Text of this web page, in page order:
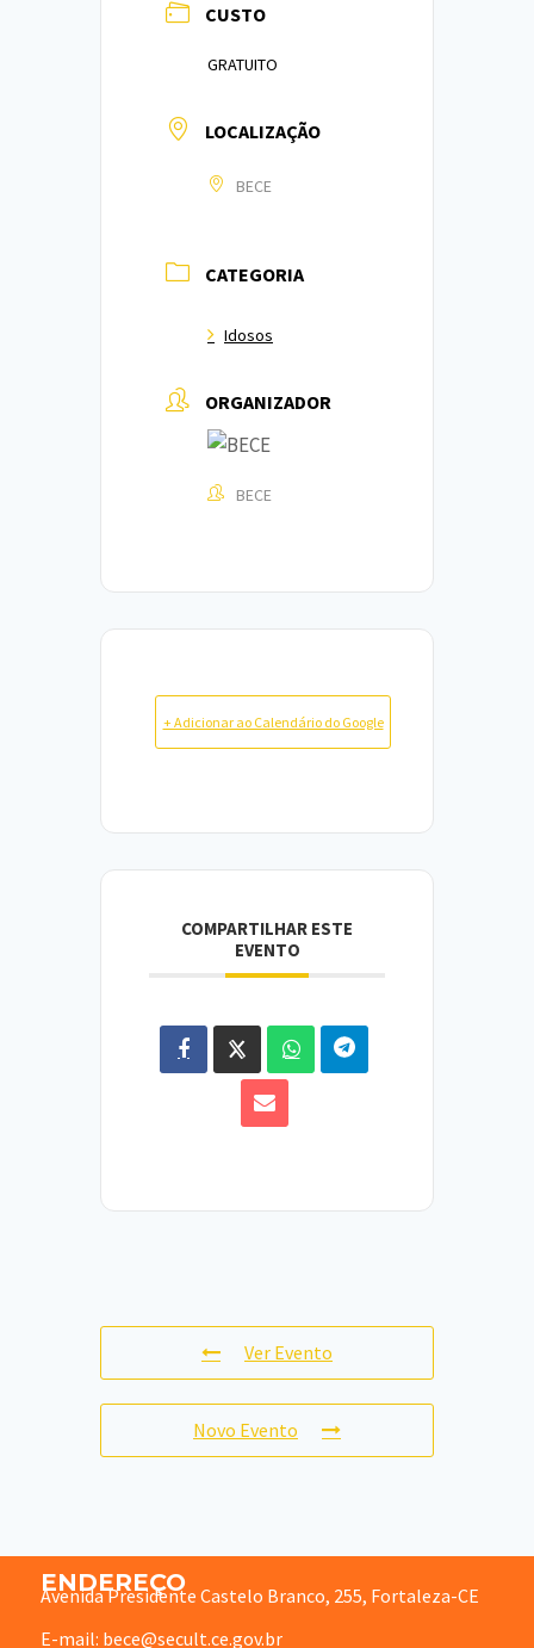
CUSTO
GRATUITO
LOCALIZAÇÃO
BECE
CATEGORIA
Idosos
ORGANIZADOR
BECE
+ Adicionar ao Calendário do Google
COMPARTILHAR ESTE
EVENTO
Ver Evento
Novo Evento
ENDEREÇO
Avenida Presidente Castelo Branco, 255, Fortaleza-CE
E-mail: bece@secult.ce.gov.br